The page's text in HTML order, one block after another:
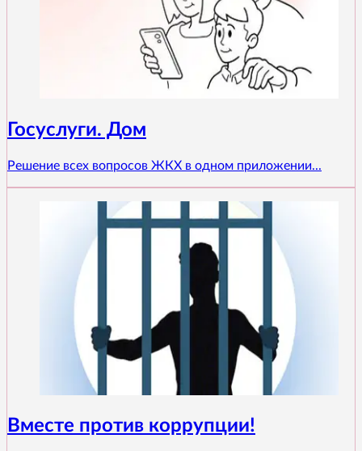
Госуслуги. Дом
Решение всех вопросов ЖКХ в одном приложении...
Вместе против коррупции!